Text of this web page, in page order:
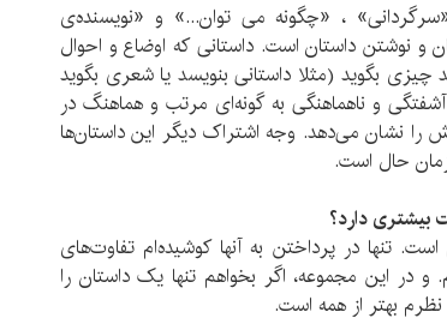
، «چگونه می توان...» و «نویسنده‌ی
و نوشتن داستان است. داستانی که اوضاع و احوال
چیزی بگوید (مثلا داستانی بنویسد یا شعری بگوید
آشفتگی و ناهماهنگی به گونه‌ای مرتب و هماهنگ در
نشان می‌دهد. وجه اشتراک دیگر این داستان‌ها
حال است.
بیشتری دارد؟
تنها در پرداختن به آنها کوشیده‌ام تفاوت‌های
و در این مجموعه، اگر بخواهم تنها یک داستان را
نظرم بهتر از همه است.